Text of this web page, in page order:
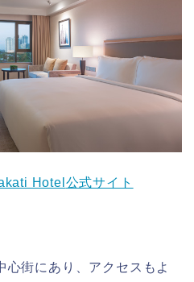
Hotel 公式サイト
心街にあり、アクセスもよ